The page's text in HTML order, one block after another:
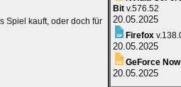
Spiel kauft, oder doch für
Bit v.576.52
20.05.2025
Firefox
20.05.2025
GeForce Now
20.05.2025